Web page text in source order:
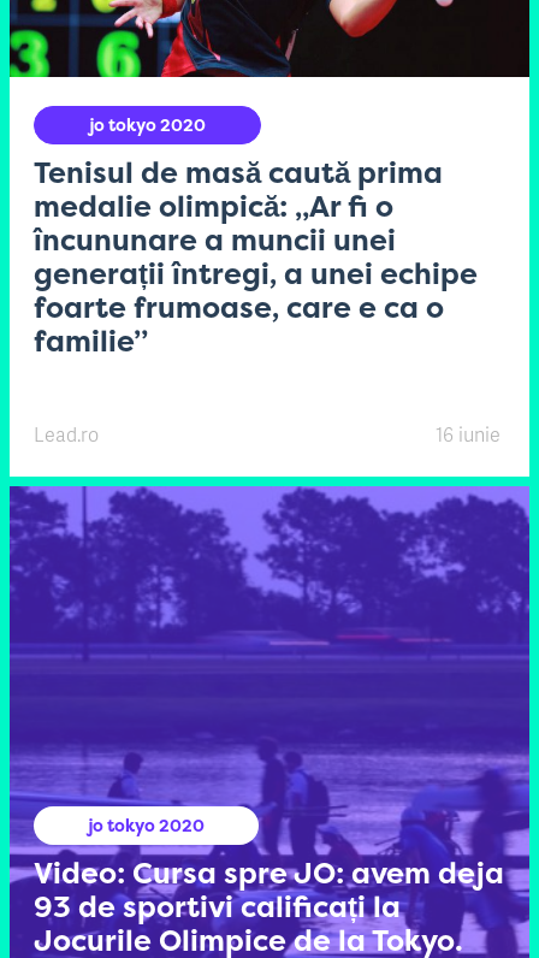
jo tokyo 2020
Tenisul de masă caută prima
medalie olimpică: „Ar fi o
încununare a muncii unei
generații întregi, a unei echipe
foarte frumoase, care e ca o
familie”
Lead.ro 16 iunie
jo tokyo 2020
Video: Cursa spre JO: avem deja
93 de sportivi calificați la
Jocurile Olimpice de la Tokyo.